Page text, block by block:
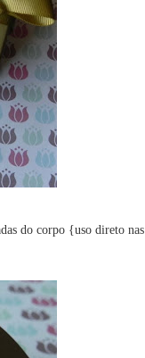
do corpo {uso direto nas